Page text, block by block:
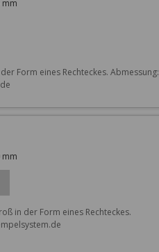
mm
Form eines Rechteckes. Abmessung:
mm
in der Form eines Rechteckes.